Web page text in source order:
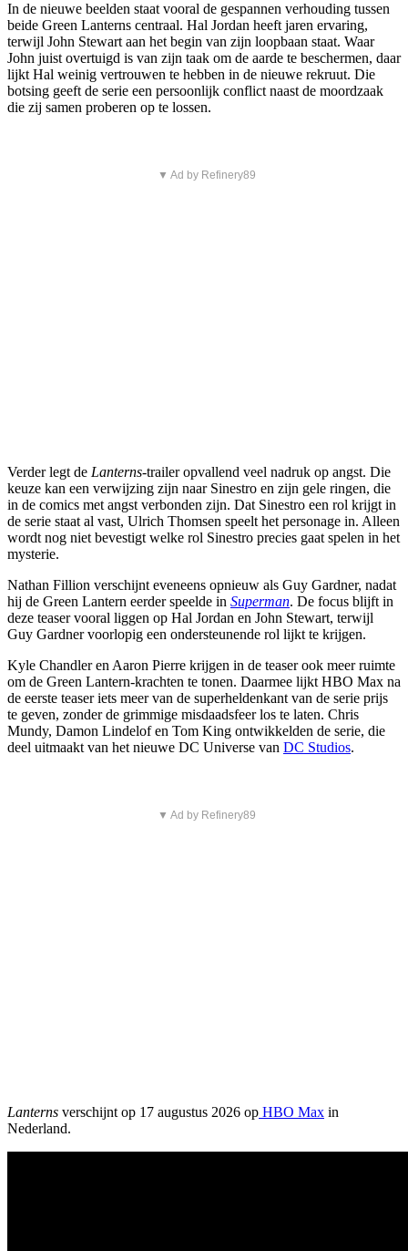
In de nieuwe beelden staat vooral de gespannen verhouding tussen
beide Green Lanterns centraal. Hal Jordan heeft jaren ervaring,
terwijl John Stewart aan het begin van zijn loopbaan staat. Waar
John juist overtuigd is van zijn taak om de aarde te beschermen, daar
lijkt Hal weinig vertrouwen te hebben in de nieuwe rekruut. Die
botsing geeft de serie een persoonlijk conflict naast de moordzaak
die zij samen proberen op te lossen.
▼ Ad by Refinery89
Verder legt de Lanterns-trailer opvallend veel nadruk op angst. Die
keuze kan een verwijzing zijn naar Sinestro en zijn gele ringen, die
in de comics met angst verbonden zijn. Dat Sinestro een rol krijgt in
de serie staat al vast, Ulrich Thomsen speelt het personage in. Alleen
wordt nog niet bevestigt welke rol Sinestro precies gaat spelen in het
mysterie.
Nathan Fillion verschijnt eveneens opnieuw als Guy Gardner, nadat
hij de Green Lantern eerder speelde in Superman. De focus blijft in
deze teaser vooral liggen op Hal Jordan en John Stewart, terwijl
Guy Gardner voorlopig een ondersteunende rol lijkt te krijgen.
Kyle Chandler en Aaron Pierre krijgen in de teaser ook meer ruimte
om de Green Lantern-krachten te tonen. Daarmee lijkt HBO Max na
de eerste teaser iets meer van de superheldenkant van de serie prijs
te geven, zonder de grimmige misdaadsfeer los te laten. Chris
Mundy, Damon Lindelof en Tom King ontwikkelden de serie, die
deel uitmaakt van het nieuwe DC Universe van DC Studios.
▼ Ad by Refinery89
Lanterns verschijnt op 17 augustus 2026 op HBO Max in
Nederland.